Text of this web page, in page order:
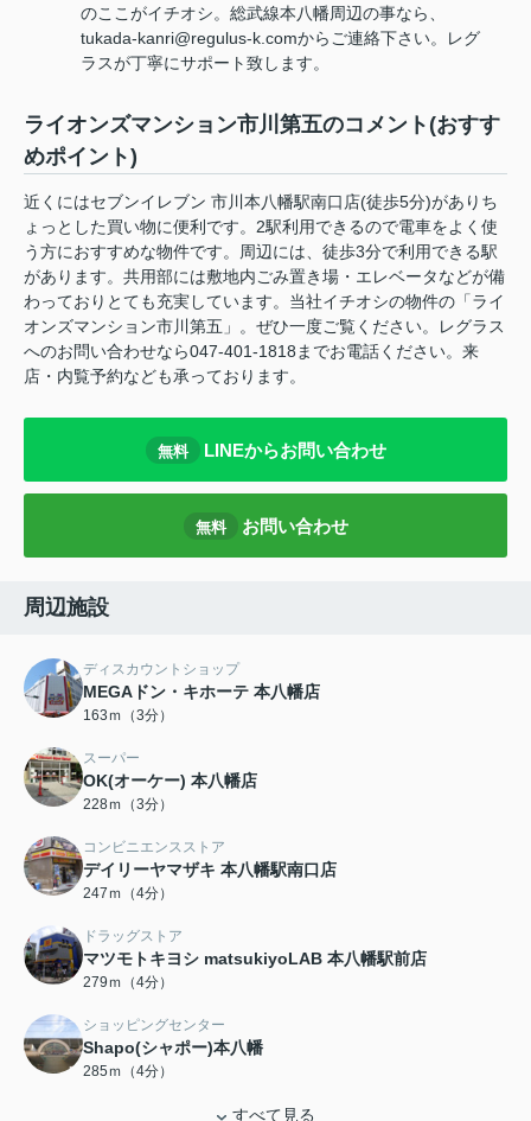
のここがイチオシ。総武線本八幡周辺の事なら、
tukada-kanri@regulus-k.comからご連絡下さい。レグ
ラスが丁寧にサポート致します。
ライオンズマンション市川第五のコメント(おすす
めポイント)
近くにはセブンイレブン 市川本八幡駅南口店(徒歩5分)がありち
ょっとした買い物に便利です。2駅利用できるので電車をよく使
う方におすすめな物件です。周辺には、徒歩3分で利用できる駅
があります。共用部には敷地内ごみ置き場・エレベータなどが備
わっておりとても充実しています。当社イチオシの物件の「ライ
オンズマンション市川第五」。ぜひ一度ご覧ください。レグラス
へのお問い合わせなら047-401-1818までお電話ください。来
店・内覧予約なども承っております。
無料 LINEからお問い合わせ
無料 お問い合わせ
周辺施設
ディスカウントショップ
MEGAドン・キホーテ 本八幡店
163ｍ（3分）
スーパー
OK(オーケー) 本八幡店
228ｍ（3分）
コンビニエンスストア
デイリーヤマザキ 本八幡駅南口店
247ｍ（4分）
ドラッグストア
マツモトキヨシ matsukiyoLAB 本八幡駅前店
279ｍ（4分）
ショッピングセンター
Shapo(シャポー)本八幡
285ｍ（4分）
すべて見る